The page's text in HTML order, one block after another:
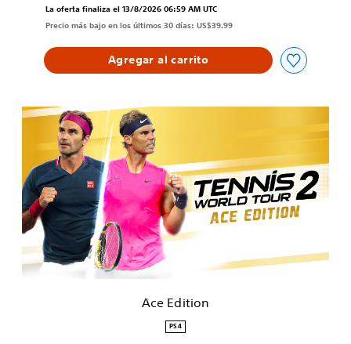
La oferta finaliza el 13/8/2026 06:59 AM UTC
Precio más bajo en los últimos 30 días: US$39.99
Agregar al carrito
A
d
i
t
i
o
n
Ace Edition
PS4